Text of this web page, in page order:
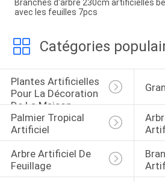
Branches d'arbre 230cm artificielles
avec les feuilles 7pcs
Catégories
Plantes Artificielles
Pour La Décoration
De La Maison
Palmier Tropical
Artificiel
Arbre Artificiel De
Feuillage